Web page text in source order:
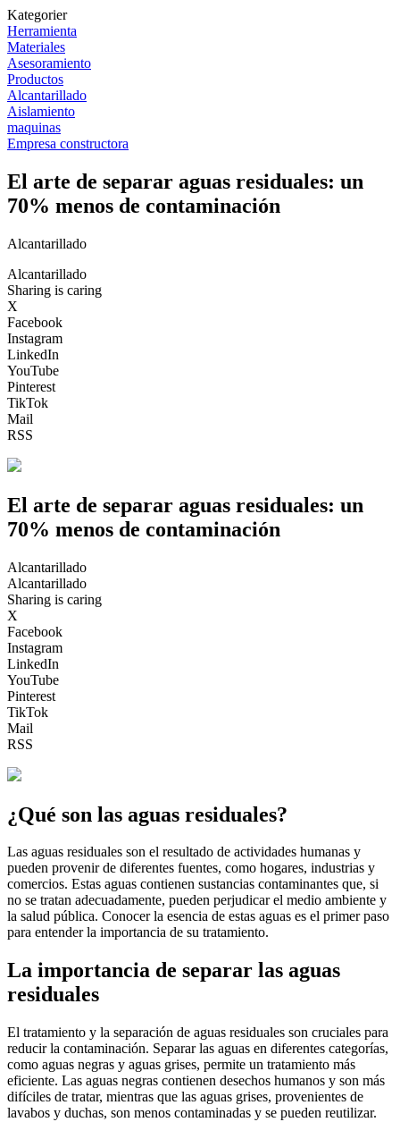
Kategorier
Herramienta
Materiales
Asesoramiento
Productos
Alcantarillado
Aislamiento
maquinas
Empresa constructora
El arte de separar aguas residuales: un
70% menos de contaminación
Alcantarillado
Alcantarillado
Sharing is caring
X
Facebook
Instagram
LinkedIn
YouTube
Pinterest
TikTok
Mail
RSS
El arte de separar aguas residuales: un
70% menos de contaminación
Alcantarillado
Alcantarillado
Sharing is caring
X
Facebook
Instagram
LinkedIn
YouTube
Pinterest
TikTok
Mail
RSS
¿Qué son las aguas residuales?
Las aguas residuales son el resultado de actividades humanas y
pueden provenir de diferentes fuentes, como hogares, industrias y
comercios. Estas aguas contienen sustancias contaminantes que, si
no se tratan adecuadamente, pueden perjudicar el medio ambiente y
la salud pública. Conocer la esencia de estas aguas es el primer paso
para entender la importancia de su tratamiento.
La importancia de separar las aguas
residuales
El tratamiento y la separación de aguas residuales son cruciales para
reducir la contaminación. Separar las aguas en diferentes categorías,
como aguas negras y aguas grises, permite un tratamiento más
eficiente. Las aguas negras contienen desechos humanos y son más
difíciles de tratar, mientras que las aguas grises, provenientes de
lavabos y duchas, son menos contaminadas y se pueden reutilizar.